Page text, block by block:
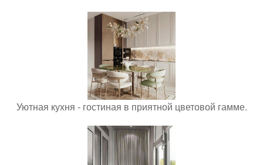
Уютная кухня - гостиная в приятной цветовой гамме.